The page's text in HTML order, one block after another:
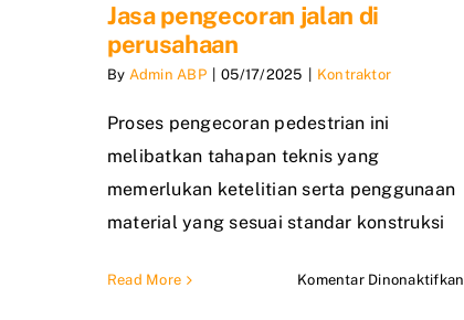
Jasa pengecoran jalan di
perusahaan
By Admin ABP 05/17/2025 Kontraktor
Proses pengecoran pedestrian ini
melibatkan tahapan teknis yang
memerlukan ketelitian serta penggunaan
material yang sesuai standar konstruksi
Read More Komentar Dinonaktifkan